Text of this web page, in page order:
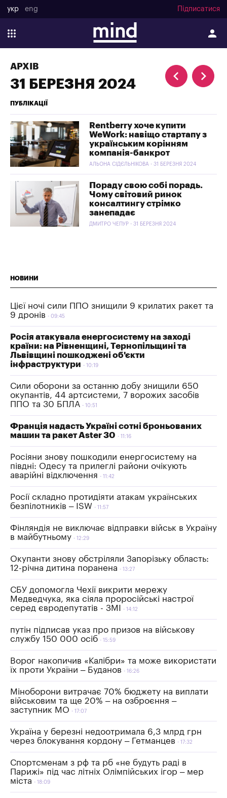
укр eng Підписатися
АРХІВ
31 БЕРЕЗНЯ 2024
ПУБЛІКАЦІЇ
Rentberry хоче купити
WeWork: навіщо стартапу з
українським корінням
компанія-банкрот
АЛЬОНА СІДЄЛЬНІКОВА - 31 БЕРЕЗНЯ 2024
Пораду свою собі порадь.
Чому світовий ринок
консалтингу стрімко
занепадає
ДМИТРО ЧЕПУР - 31 БЕРЕЗНЯ 2024
НОВИНИ
Цієї ночі сили ППО знищили 9 крилатих ракет та
9 дронів
09:45
Росія атакувала енергосистему на заході
країни: на Рівненщині, Тернопільщині та
Львівщині пошкоджені об'єкти
інфраструктури
10:19
Сили оборони за останню добу знищили 650
окупантів, 44 артсистеми, 7 ворожих засобів
ППО та 30 БПЛА
10:51
Франція надасть Україні сотні броньованих
машин та ракет Aster 30
11:16
Росіяни знову пошкодили енергосистему на
півдні: Одесу та прилеглі райони очікують
аварійні відключення
11:42
Росії складно протидіяти атакам українських
безпілотників – ISW
11:57
Фінляндія не виключає відправки військ в Україну
в майбутньому
12:29
Окупанти знову обстріляли Запорізьку область:
12-річна дитина поранена
13:27
СБУ допомогла Чехії викрити мережу
Медведчука, яка сіяла проросійські настрої
серед євродепутатів - ЗМІ
14:12
путін підписав указ про призов на військову
службу 150 000 осіб
15:59
Ворог накопичив «Калібри» та може використати
їх проти України – Буданов
16:26
Міноборони витрачає 70% бюджету на виплати
військовим та ще 20% – на озброєння –
заступник МО
17:07
Україна у березні недоотримала 6,3 млрд грн
через блокування кордону – Гетманцев
17:32
Спортсменам з рф та рб «не будуть раді в
Парижі» під час літніх Олімпійських ігор – мер
міста
18:09